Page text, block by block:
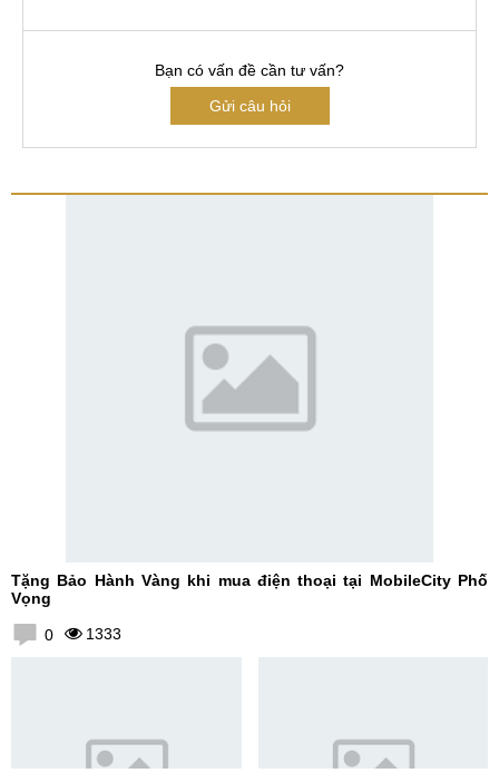
Bạn có vấn đề cần tư vấn?
Gửi câu hỏi
Tặng Bảo Hành Vàng khi mua điện thoại tại MobileCity Phố
Vọng
0 1333